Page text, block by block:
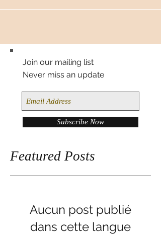
Join our mailing list
Never miss an update
Subscribe Now
Featured Posts
Aucun post publié
dans cette langue